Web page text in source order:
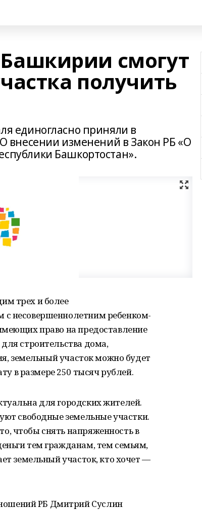
смогут
получить
единогласно приняли в
внесении изменений в Закон РБ «О
Башкортостан».
трех и более
с несовершеннолетним ребенком-
право на предоставление
для строительства дома,
земельный участок можно будет
в размере 250 тысяч рублей.
для городских жителей.
свободные земельные участки.
чтобы снять напряженность в
тем гражданам, тем семьям,
земельный участок, кто хочет —
РБ Дмитрий Суслин